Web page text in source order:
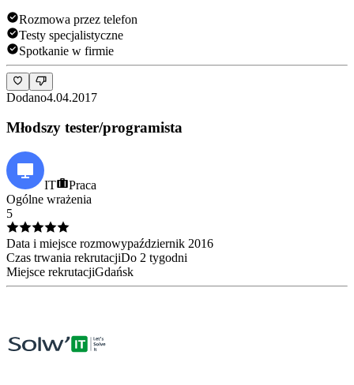
Rozmowa przez telefon
Testy specjalistyczne
Spotkanie w firmie
Dodano4.04.2017
Młodszy tester/programista
IT
Praca
Ogólne wrażenia
5
Data i miejsce rozmowypaździernik 2016
Czas trwania rekrutacjiDo 2 tygodni
Miejsce rekrutacjiGdańsk